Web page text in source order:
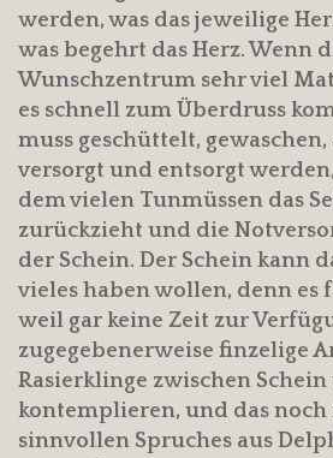
werden, was das jeweilige
was begehrt das Herz. Wenn
Wunschzentrum sehr viel
es schnell zum Überdruss
muss geschüttelt,
versorgt und entsorgt
dem vielen Tunmüssen das
zurückzieht und die
der Schein. Der Schein kann
vieles haben wollen, denn es
weil gar keine Zeit zur
zugegebenerweise finzelige
Rasierklinge zwischen Schein
kontemplieren, und das noch
sinnvollen Spruches aus